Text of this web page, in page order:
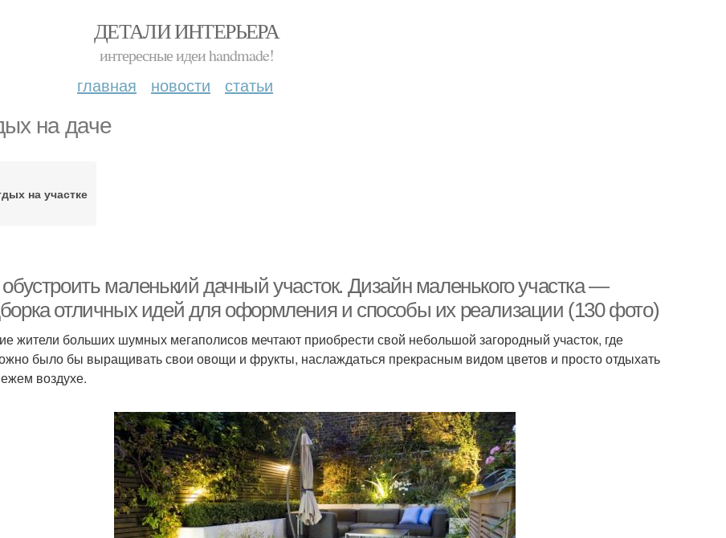
ДЕТАЛИ ИНТЕРЬЕРА
интересные идеи handmade!
главная новости статьи
на даче
на участке
обустроить маленький дачный участок. Дизайн маленького участка —
отличных идей для оформления и способы их реализации (130 фото)
жители больших шумных мегаполисов мечтают приобрести свой небольшой загородный участок, где
было бы выращивать свои овощи и фрукты, наслаждаться прекрасным видом цветов и просто отдыхать
воздухе.